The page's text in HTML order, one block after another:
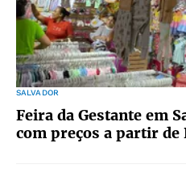
SALVADOR
Feira da Gestante em
com preços a partir de